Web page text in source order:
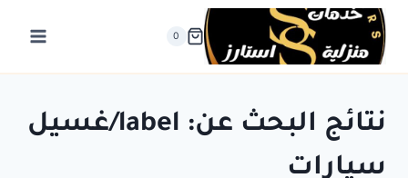
التجاوز
المحتوى
0
نتائج البحث عن:
label/غسيل
سيارات